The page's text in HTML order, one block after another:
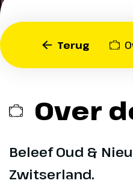
Terug
Over
Beleef Oud &
Zwitserland.